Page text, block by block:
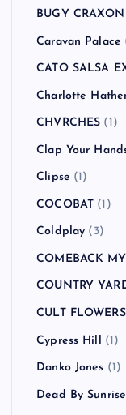
BUGY
Caravan Palace
CATO SALSA
Charlotte
CHVRCHES (1)
Clap Your
Clipse (1)
COCOBAT (1)
Coldplay (3)
COMEBACK
COUNTRY
CULT FLOWERS
Cypress Hill (1)
Danko Jones (1)
Dead By Sunrise